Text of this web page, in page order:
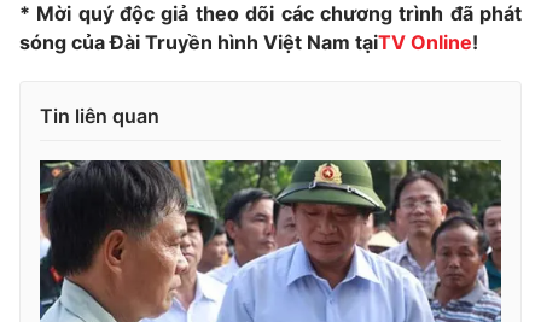
VTV Sức khoẻ Bất động sản
Thị trường 24h
VTV4 Vươn mình bằng AI
VTV9 VTV8
Liên hệ tòa soạn English
* Mời quý độc giả theo dõi các chương trình đã phát
sóng của Đài Truyền hình Việt Nam tạiTV Online!
Tin liên quan